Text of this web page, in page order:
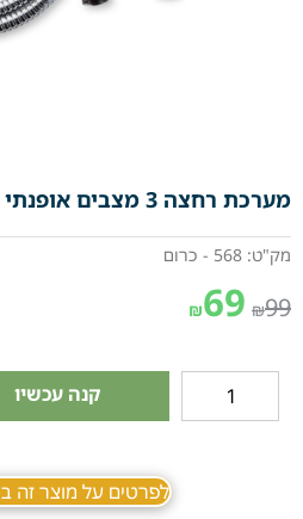
מערכת רחצה 3 מצבים אופנתי כרום מק"ט 568
מק"ט: 568 - כרום
₪99
₪69
קנה עכשיו
לפרטים על מוצר זה ב WhatsApp